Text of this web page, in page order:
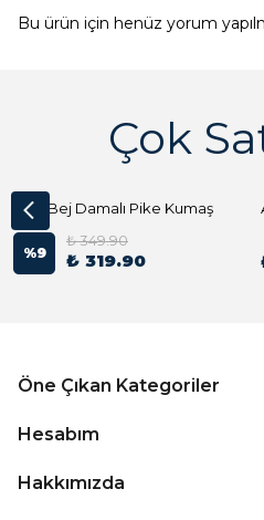
Bu ürün için henüz yorum
Çok
Açık Bej Damalı Pike Kumaş
%9
₺ 349.90
₺ 319.90
Öne Çıkan Kategoriler
Hesabım
Hakkımızda